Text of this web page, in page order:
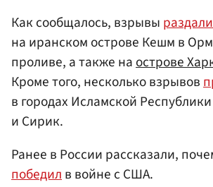
Как сообщалось, взрывы
на иранском острове Кешм в
проливе, а также наострове
Кроме того, несколько взрывов
в городах Исламской
и Сирик.
Ранее в России рассказали,
победилв войне с США.